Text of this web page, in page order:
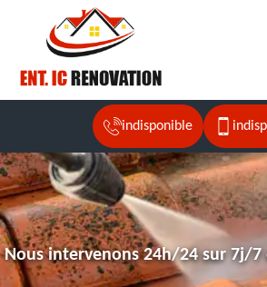
indisponible
Nous intervenons 24h/24 sur 7j/7